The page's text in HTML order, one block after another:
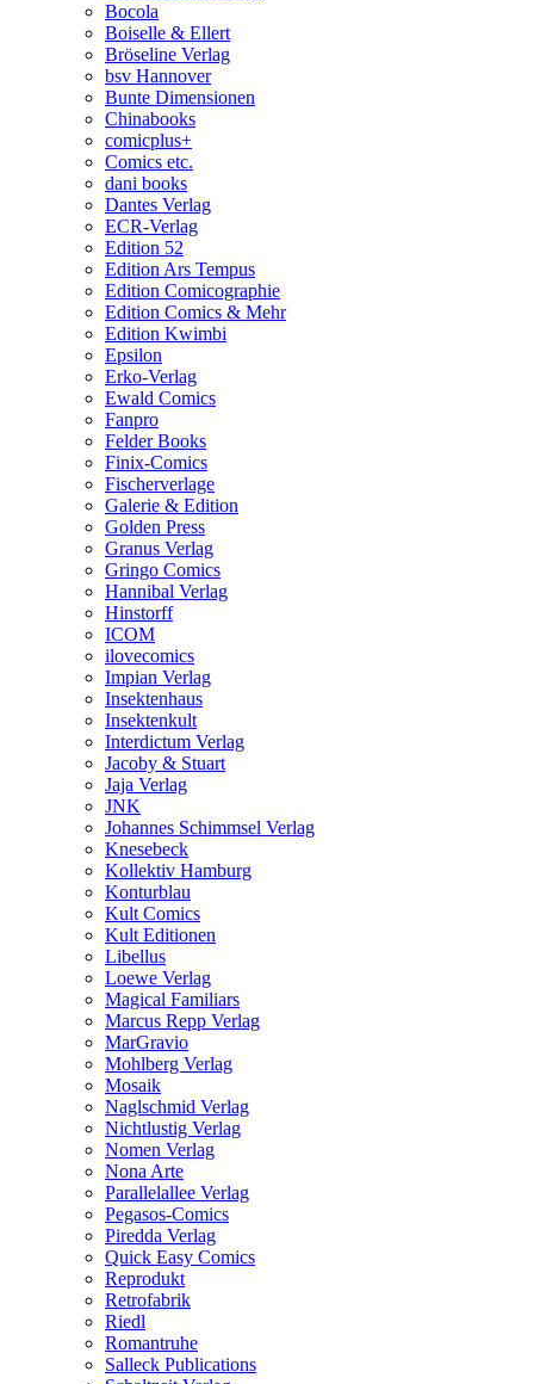
Bocola
Boiselle & Ellert
Bröseline Verlag
bsv Hannover
Bunte Dimensionen
Chinabooks
comicplus+
Comics etc.
dani books
Dantes Verlag
ECR-Verlag
Edition 52
Edition Ars Tempus
Edition Comicographie
Edition Comics & Mehr
Edition Kwimbi
Epsilon
Erko-Verlag
Ewald Comics
Fanpro
Felder Books
Finix-Comics
Fischerverlage
Galerie & Edition
Golden Press
Granus Verlag
Gringo Comics
Hannibal Verlag
Hinstorff
ICOM
ilovecomics
Impian Verlag
Insektenhaus
Insektenkult
Interdictum Verlag
Jacoby & Stuart
Jaja Verlag
JNK
Johannes Schimmsel Verlag
Knesebeck
Kollektiv Hamburg
Konturblau
Kult Comics
Kult Editionen
Libellus
Loewe Verlag
Magical Familiars
Marcus Repp Verlag
MarGravio
Mohlberg Verlag
Mosaik
Naglschmid Verlag
Nichtlustig Verlag
Nomen Verlag
Nona Arte
Parallelallee Verlag
Pegasos-Comics
Piredda Verlag
Quick Easy Comics
Reprodukt
Retrofabrik
Riedl
Romantruhe
Salleck Publications